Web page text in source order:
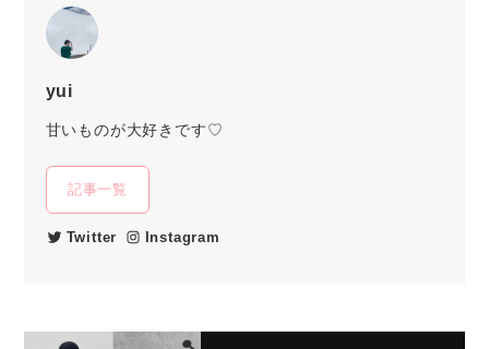
yui
甘いものが大好きです♡
記事一覧
Twitter Instagram